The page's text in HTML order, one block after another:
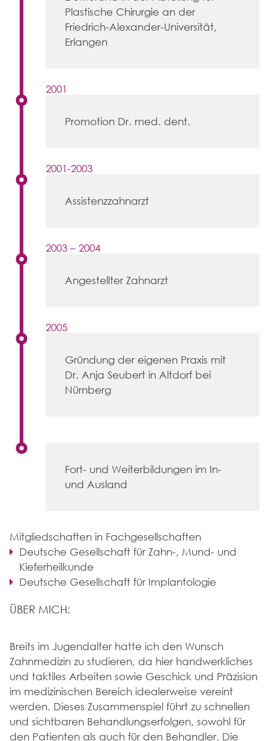
LEISTUNGEN
KINDER
BEHANDLUNG BEI ZAHNARZTANGST
SCHÖNE ZÄHNE
ZAHNFEHLSTELLUNGSKORREKTUREN
Plastische Chirurgie an der
Friedrich-Alexander-Universität,
Erlangen
2001
Promotion Dr. med. dent.
2001-2003
Assistenzzahnarzt
2003 – 2004
Angestellter Zahnarzt
2005
Gründung der eigenen Praxis mit
Dr. Anja Seubert in Altdorf bei
Nürnberg
Fort- und Weiterbildungen im In-
und Ausland
Mitgliedschaften in Fachgesellschaften
Deutsche Gesellschaft für Zahn-, Mund- und
Kieferheilkunde
Deutsche Gesellschaft für Implantologie
ÜBER MICH:
Breits im Jugendalter hatte ich den Wunsch
Zahnmedizin zu studieren, da hier handwerkliches
und taktiles Arbeiten sowie Geschick und Präzision
im medizinischen Bereich idealerweise vereint
werden. Dieses Zusammenspiel führt zu schnellen
und sichtbaren Behandlungserfolgen, sowohl für
den Patienten als auch für den Behandler. Die